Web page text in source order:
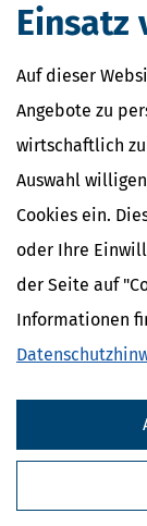
Einsatz
Auf dieser
Angebote zu
wirtschaftlich
Auswahl
Cookies ein.
oder Ihre
der Seite auf
Informationen
Steuertipps
Steuertipps
Ja, ich möchte
Meine
Abbestellung